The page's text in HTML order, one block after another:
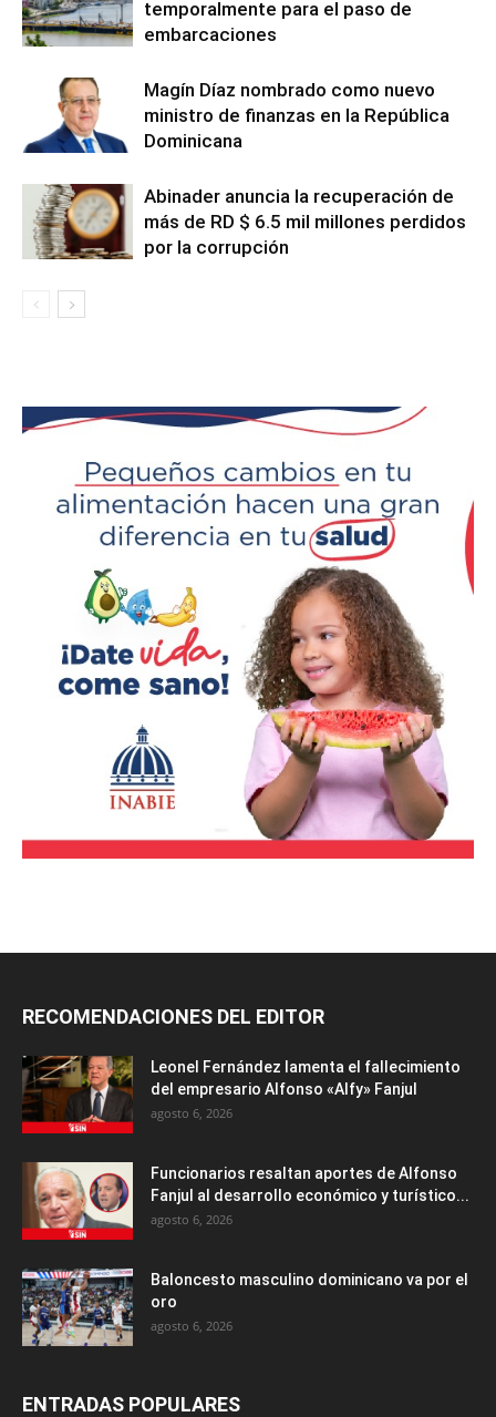
temporalmente para el paso de
embarcaciones
Magín Díaz nombrado como nuevo
ministro de finanzas en la República
Dominicana
Abinader anuncia la recuperación de
más de RD $ 6.5 mil millones perdidos
por la corrupción
RECOMENDACIONES DEL EDITOR
Leonel Fernández lamenta el fallecimiento
del empresario Alfonso «Alfy» Fanjul
agosto 6, 2026
Funcionarios resaltan aportes de Alfonso
Fanjul al desarrollo económico y turístico...
agosto 6, 2026
Baloncesto masculino dominicano va por el
oro
agosto 6, 2026
ENTRADAS POPULARES